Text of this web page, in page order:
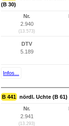
(B 30)
Nr.
2.940
(13.573)
DTV
5.189
Infos...
B 441 nördl. Uchte (B 61)
Nr.
2.941
(13.293)